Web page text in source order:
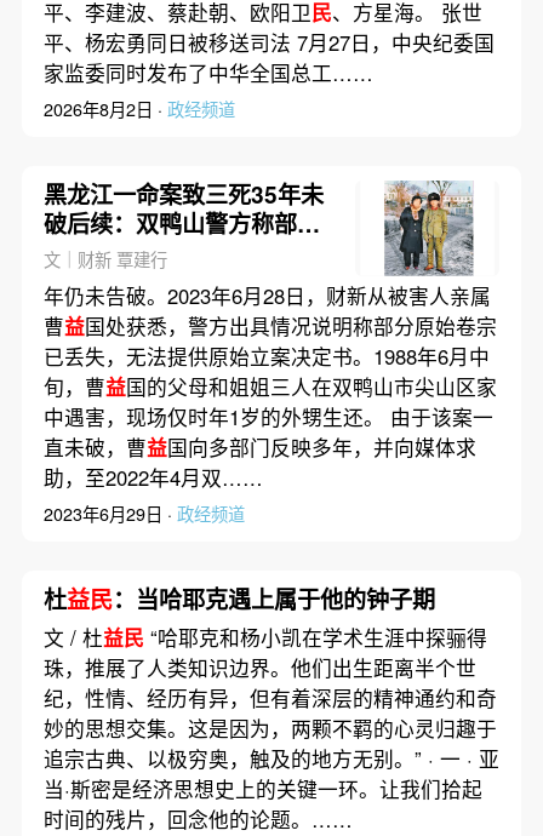
平、李建波、蔡赴朝、欧阳卫民、方星海。 张世
平、杨宏勇同日被移送司法 7月27日，中央纪委国
家监委同时发布了中华全国总工……
2026年8月2日 · 政经频道
黑龙江一命案致三死35年未
破后续：双鸭山警方称部分
原始卷宗丢失
文｜财新 覃建行
年仍未告破。2023年6月28日，财新从被害人亲属
曹益国处获悉，警方出具情况说明称部分原始卷宗
已丢失，无法提供原始立案决定书。1988年6月中
旬，曹益国的父母和姐姐三人在双鸭山市尖山区家
中遇害，现场仅时年1岁的外甥生还。 由于该案一
直未破，曹益国向多部门反映多年，并向媒体求
助，至2022年4月双……
2023年6月29日 · 政经频道
杜益民：当哈耶克遇上属于他的钟子期
文 / 杜益民 “哈耶克和杨小凯在学术生涯中探骊得
珠，推展了人类知识边界。他们出生距离半个世
纪，性情、经历有异，但有着深层的精神通约和奇
妙的思想交集。这是因为，两颗不羁的心灵归趣于
追宗古典、以极穷奥，触及的地方无别。” · 一 · 亚
当·斯密是经济思想史上的关键一环。让我们拾起
时间的残片，回念他的论题。……